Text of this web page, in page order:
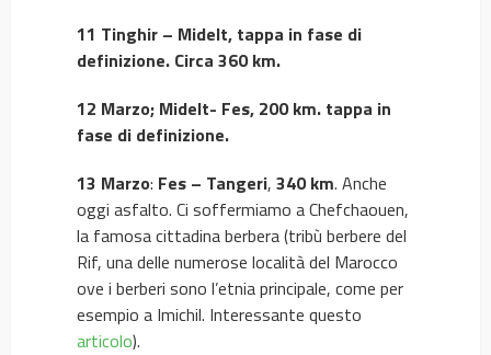
11 Tinghir – Midelt, tappa in fase di
definizione. Circa 360 km.
12 Marzo; Midelt- Fes, 200 km. tappa in
fase di definizione.
13 Marzo: Fes – Tangeri, 340 km. Anche
oggi asfalto. Ci soffermiamo a Chefchaouen,
la famosa cittadina berbera (tribù berbere del
Rif, una delle numerose località del Marocco
ove i berberi sono l’etnia principale, come per
esempio a Imichil. Interessante questo
articolo).